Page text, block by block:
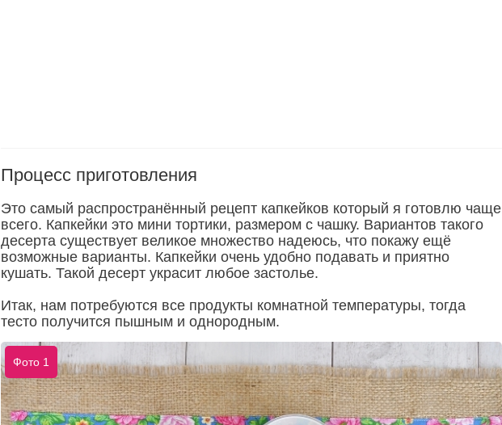
Процесс приготовления
Это самый распространённый рецепт капкейков который я готовлю чаще
всего. Капкейки это мини тортики, размером с чашку. Вариантов такого
десерта существует великое множество надеюсь, что покажу ещё
возможные варианты. Капкейки очень удобно подавать и приятно
кушать. Такой десерт украсит любое застолье.
Итак, нам потребуются все продукты комнатной температуры, тогда
тесто получится пышным и однородным.
Фото 1